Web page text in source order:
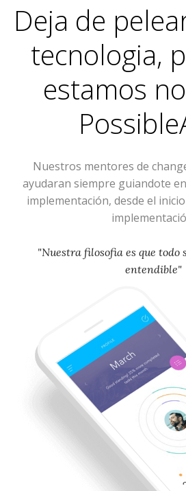
Deja de
tecnologia,
estamos
Nuestros mentores de
ayudaran siempre guiandote
implementación, desde el
"Nuestra filosofia es que todo
entendible"